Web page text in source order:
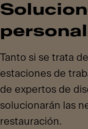
Tanto si se trata
estaciones de
de expertos de
solucionarán las
restauración.